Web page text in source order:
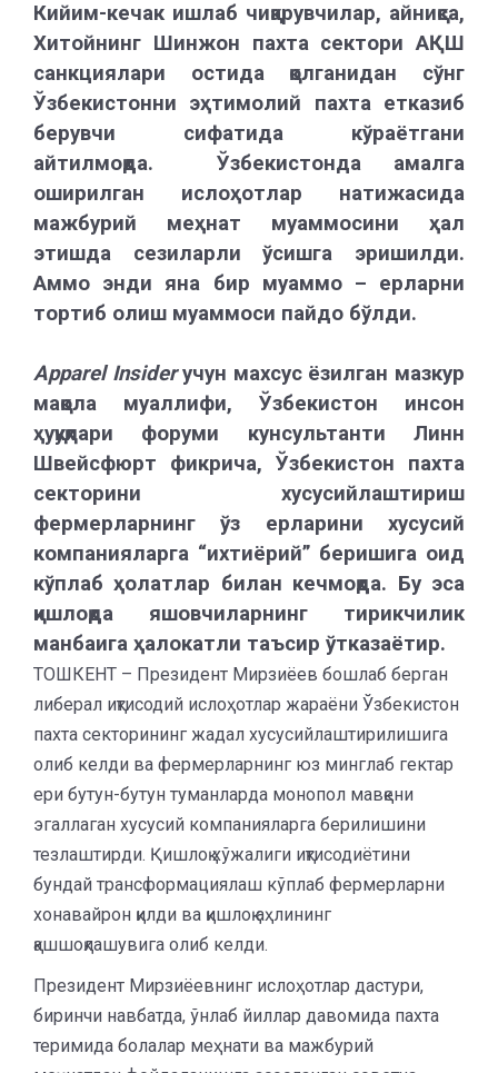
Кийим-кечак ишлаб чиқарувчилар, айниқса,
Хитойнинг Шинжон пахта сектори АҚШ
санкциялари остида қолганидан сўнг
Ўзбекистонни эҳтимолий пахта етказиб
берувчи сифатида кўраётгани
айтилмоқда. Ўзбекистонда амалга
оширилган ислоҳотлар натижасида
мажбурий меҳнат муаммосини ҳал
этишда сезиларли ўсишга эришилди.
Аммо энди яна бир муаммо – ерларни
тортиб олиш муаммоси пайдо бўлди.
Apparel Insiderучун махсус ёзилган мазкур
мақола муаллифи, Ўзбекистон инсон
ҳуқуқлари форуми кунсультанти Линн
Швейсфюрт фикрича, Ўзбекистон пахта
секторини хусусийлаштириш
фермерларнинг ўз ерларини хусусий
компанияларга “ихтиёрий” беришига оид
кўплаб ҳолатлар билан кечмоқда. Бу эса
қишлоқда яшовчиларнинг тирикчилик
манбаига ҳалокатли таъсир ўтказаётир.
ТОШКЕНТ – Президент Мирзиёев бошлаб берган
либерал иқтисодий ислоҳотлар жараёни Ўзбекистон
пахта секторининг жадал хусусийлаштирилишига
олиб келди ва фермерларнинг юз минглаб гектар
ери бутун-бутун туманларда монопол мавқени
эгаллаган хусусий компанияларга берилишини
тезлаштирди. Қишлоқ хўжалиги иқтисодиётини
бундай трансформациялаш кўплаб фермерларни
хонавайрон қилди ва қишлоқ аҳлининг
қашшоқлашувига олиб келди.
Президент Мирзиёевнинг ислоҳотлар дастури,
биринчи навбатда, ўнлаб йиллар давомида пахта
теримида болалар меҳнати ва мажбурий